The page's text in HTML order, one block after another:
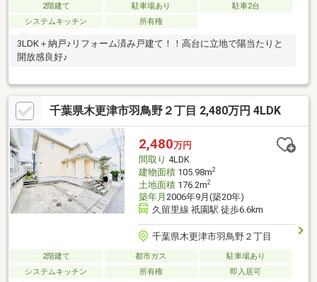
2階建て 駐車場あり
駐車2台
システムキッチン
所有権
3LDK＋納戸♪リフォーム済み戸建て！！高台に立地で陽当たりと
開放感良好♪
千葉県木更津市羽鳥野２丁目 2,480万円 4LDK
2,480万円
間取り 4LDK
建物面積105.98m2
土地面積176.2m2
築年月 2006年9月(築20年)
久留里線 祇園駅 徒歩6.6km
千葉県木更津市羽鳥野２丁目
2階建て 都市ガス
駐車場あり
システムキッチン
所有権 即入居可